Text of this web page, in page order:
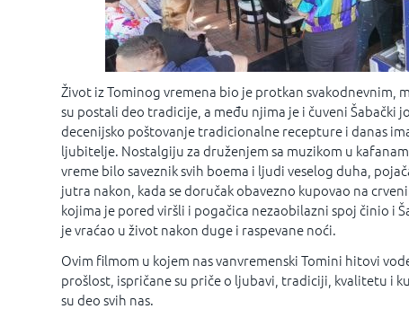
Život iz Tominog vremena bio je protkan svakodnevnim,
su postali deo tradicije, a među njima je i čuveni Šabački
decenijsko poštovanje tradicionalne recepture i danas
ljubitelje. Nostalgiju za druženjem sa muzikom u
vreme bilo saveznik svih boema i ljudi veselog duha,
jutra nakon, kada se doručak obavezno kupovao na
kojima je pored viršli i pogačica nezaobilazni spoj činio i
je vraćao u život nakon duge i raspevane noći.
Ovim filmom u kojem nas vanvremenski Tomini hitovi
prošlost, ispričane su priče o ljubavi, tradiciji, kvalitetu i
su deo svih nas.